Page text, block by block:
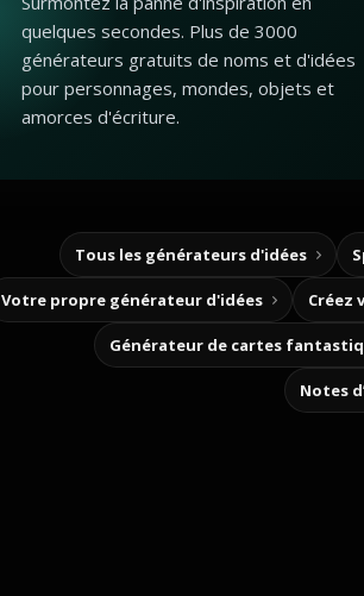
quelques secondes. Plus de 3000
générateurs gratuits de noms et d'idées
pour personnages, mondes, objets et
amorces d'écriture.
Tous les générateurs d'idées
Votre propre générateur d'idées
Générateur de cartes